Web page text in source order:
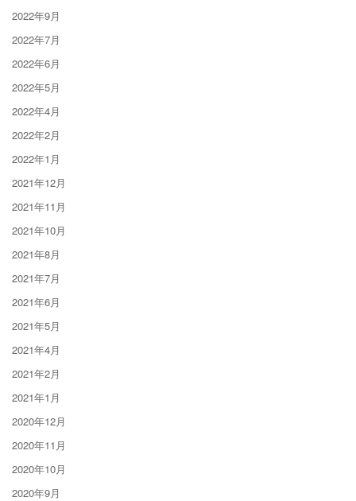
2022年9月
2022年7月
2022年6月
2022年5月
2022年4月
2022年2月
2022年1月
2021年12月
2021年11月
2021年10月
2021年8月
2021年7月
2021年6月
2021年5月
2021年4月
2021年2月
2021年1月
2020年12月
2020年11月
2020年10月
2020年9月